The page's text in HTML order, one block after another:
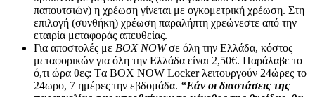
παπουτσιών) η χρέωση γίνεται με ογκομετρική χρέωση. Στη
επιλογή (συνθήκη) χρέωση παραλήπτη χρεώνεστε από την
εταιρία μεταφοράς απευθείας.
Για αποστολές με BOX NOWσε όλη την Ελλάδα, κόστος
μεταφορικών για όλη την Ελλάδα είναι 2,50€. Παράλαβε το
ό,τι ώρα θες: Tα ΒΟΧ ΝΟW Locker λειτουργούν 24ώρες το
24ωρο, 7 ημέρες την εβδομάδα. “Εάν οι διαστάσεις της